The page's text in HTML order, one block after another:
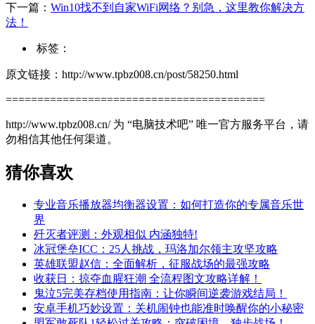
下一篇： Win10找不到自家WiFi网络？别急，这里教你解决方
法！
标签：
原文链接：http://www.tpbz008.cn/post/58250.html
=========================================
http://www.tpbz008.cn/ 为 “电脑技术吧” 唯一官方服务平台，请
勿相信其他任何渠道。
猜你喜欢
专业音乐播放器均衡器设置：如何打造你的专属音乐世
界
歼灭者评测：外观相似 内涵独特!
冰冠堡垒ICC：25人挑战，玛洛加尔领主攻坚攻略
英雄联盟赵信：全面解析，征服战场的最强攻略
收获日：掠夺血腥狂潮 全流程图文攻略详解！
鬼泣5完美存档使用指南：让你瞬间逆袭游戏结局！
安卓手机巧妙设置：关机闹钟也能准时唤醒你的小秘密